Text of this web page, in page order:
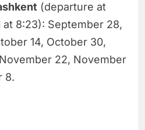
(departure at
8:23): September 28,
14, October 30,
22, November
8.